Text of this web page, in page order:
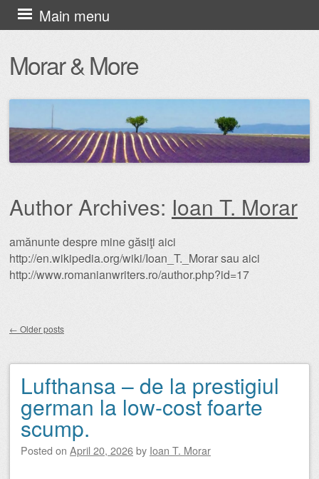
Morar & More
Main menu
Skip
to
content
Author Archives: Ioan T. Morar
amănunte despre mine găsiţi aici
http://en.wikipedia.org/wiki/Ioan_T._Morar sau aici
http://www.romanianwriters.ro/author.php?id=17
← Older posts
Lufthansa – de la prestigiul
german la low-cost foarte
scump.
Posted on April 20, 2026by Ioan T. Morar